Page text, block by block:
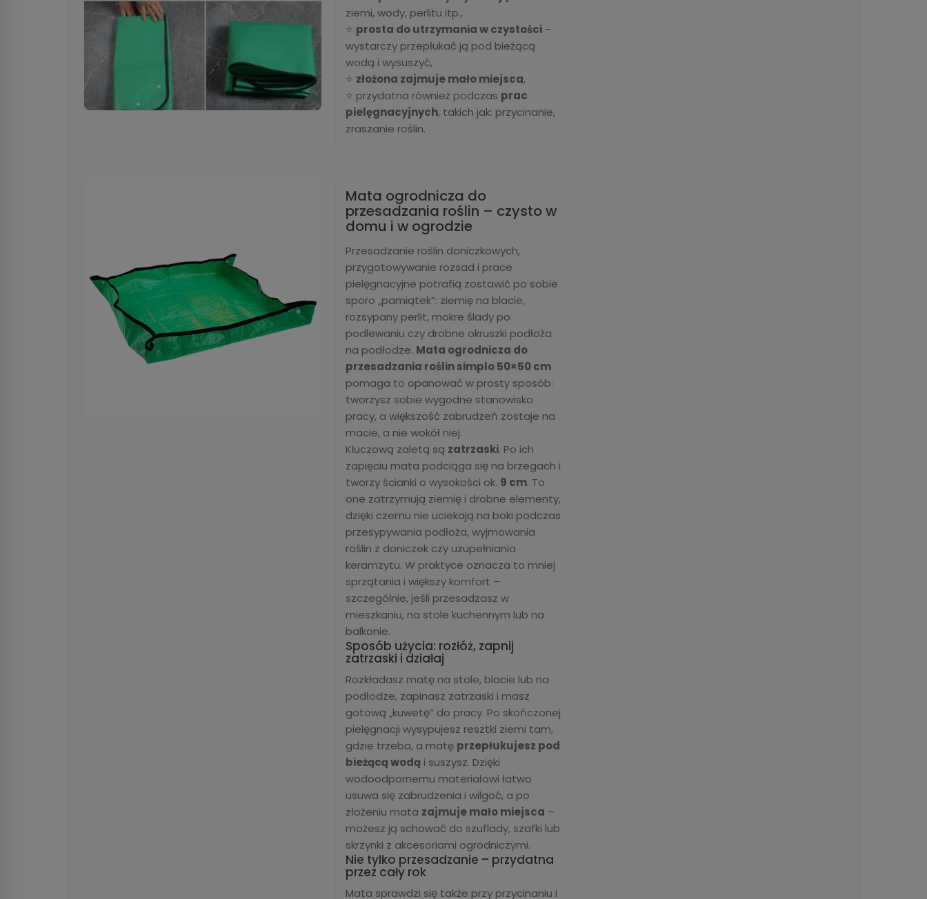
ziemi, wody, perlitu itp.,
⭐ prosta do utrzymania w czystości –
wystarczy przepłukać ją pod bieżącą
wodą i wysuszyć,
⭐ złożona zajmuje mało miejsca,
⭐ przydatna również podczas prac
pielęgnacyjnych, takich jak: przycinanie,
zraszanie roślin.
Mata ogrodnicza do
przesadzania roślin – czysto w
domu i w ogrodzie
Przesadzanie roślin doniczkowych,
przygotowywanie rozsad i prace
pielęgnacyjne potrafią zostawić po sobie
sporo „pamiątek”: ziemię na blacie,
rozsypany perlit, mokre ślady po
podlewaniu czy drobne okruszki podłoża
na podłodze. Mata ogrodnicza do
przesadzania roślin simplo 50×50 cm
pomaga to opanować w prosty sposób:
tworzysz sobie wygodne stanowisko
pracy, a większość zabrudzeń zostaje na
macie, a nie wokół niej.
Kluczową zaletą są zatrzaski. Po ich
zapięciu mata podciąga się na brzegach i
tworzy ścianki o wysokości ok. 9 cm. To
one zatrzymują ziemię i drobne elementy,
dzięki czemu nie uciekają na boki podczas
przesypywania podłoża, wyjmowania
roślin z doniczek czy uzupełniania
keramzytu. W praktyce oznacza to mniej
sprzątania i większy komfort –
szczególnie, jeśli przesadzasz w
mieszkaniu, na stole kuchennym lub na
balkonie.
Sposób użycia: rozłóż, zapnij
zatrzaski i działaj
Rozkładasz matę na stole, blacie lub na
podłodze, zapinasz zatrzaski i masz
gotową „kuwetę” do pracy. Po skończonej
pielęgnacji wysypujesz resztki ziemi tam,
gdzie trzeba, a matę przepłukujesz pod
bieżącą wodą i suszysz. Dzięki
wodoodpornemu materiałowi łatwo
usuwa się zabrudzenia i wilgoć, a po
złożeniu mata zajmuje mało miejsca –
możesz ją schować do szuflady, szafki lub
skrzynki z akcesoriami ogrodniczymi.
Nie tylko przesadzanie – przydatna
przez cały rok
Mata sprawdzi się także przy przycinaniu i